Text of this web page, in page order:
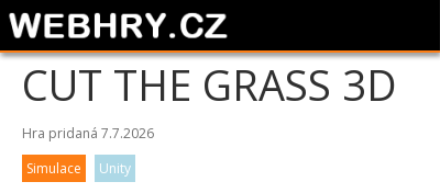
CUT THE GRASS 3D
Hra pridaná 7.7.2026
Simulace
Unity